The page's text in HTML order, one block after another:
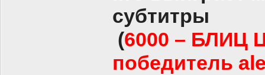
субтитры
(6000 – БЛИЦ
победитель